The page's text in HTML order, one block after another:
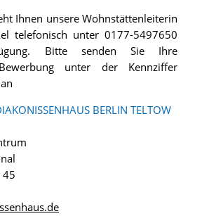
Ihnen unsere Wohnstättenleiterin
telefonisch unter 0177-5497650
Bitte senden Sie Ihre
unter der Kennziffer
BERLIN TELTOW
45